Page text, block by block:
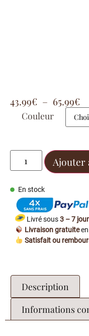
43.99€ – 65.99€
Couleur
Ajouter
En stock
Livré sous3 – 7
Livraison gratuiteen
Satisfait ou
Description
Informations